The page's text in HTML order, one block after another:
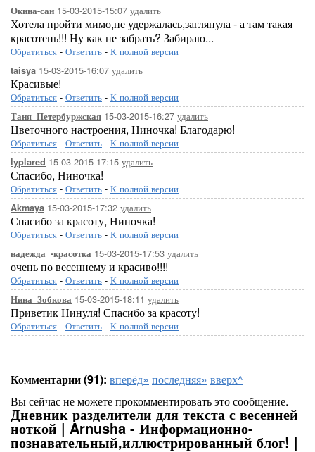
Окина-сан 15-03-2015-15:07 удалить
Хотела пройти мимо,не удержалась,заглянула - а там такая
красотень!!! Ну как не забрать? Забираю...
Обратиться - Ответить - К полной версии
taisya 15-03-2015-16:07 удалить
Красивые!
Обратиться - Ответить - К полной версии
Таня_Петербуржская 15-03-2015-16:27 удалить
Цветочного настроения, Ниночка! Благодарю!
Обратиться - Ответить - К полной версии
lyplared 15-03-2015-17:15 удалить
Спасибо, Ниночка!
Обратиться - Ответить - К полной версии
Akmaya 15-03-2015-17:32 удалить
Спасибо за красоту, Ниночка!
Обратиться - Ответить - К полной версии
надежда_-красотка 15-03-2015-17:53 удалить
очень по весеннему и красиво!!!!
Обратиться - Ответить - К полной версии
Нина_Зобкова 15-03-2015-18:11 удалить
Приветик Нинуля! Спасибо за красоту!
Обратиться - Ответить - К полной версии
Комментарии (91): вперёд» последняя» вверх^
Вы сейчас не можете прокомментировать это сообщение.
Дневник разделители для текста с весенней
ноткой | Arnusha - Информационно-
познавательный,иллюстрированный блог! |